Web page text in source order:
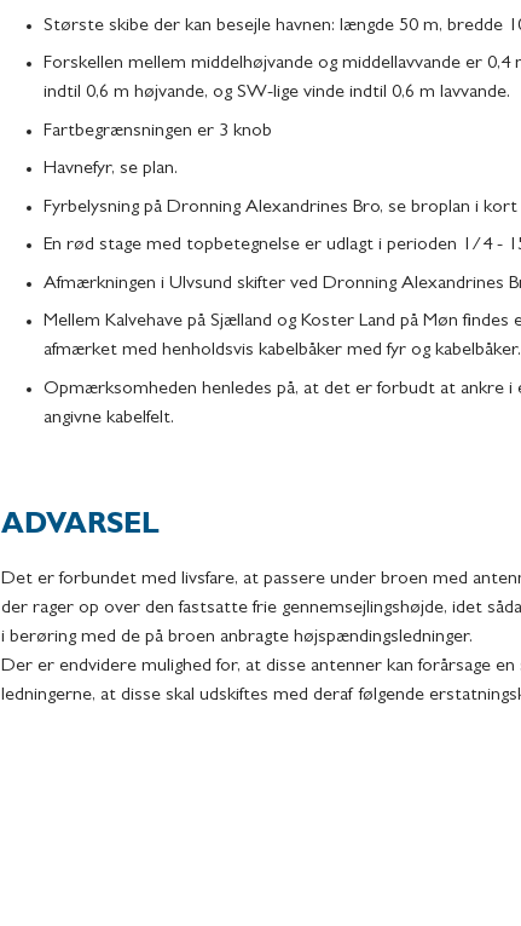
Største skibe der kan besejle havnen: længde 50 m, bredde
Forskellen mellem middelhøjvande og middellavvande er 0,4
indtil 0,6 m højvande, og SW-lige vinde indtil 0,6 m lavvande.
Fartbegrænsningen er 3 knob
Havnefyr, se plan.
Fyrbelysning på Dronning Alexandrines Bro, se broplan i kort
En rød stage med topbetegnelse er udlagt i perioden 1/4 -
Afmærkningen i Ulvsund skifter ved Dronning Alexandrines
Mellem Kalvehave på Sjælland og Koster Land på Møn findes
afmærket med henholdsvis kabelbåker med fyr og kabelbåker.
Opmærksomheden henledes på, at det er forbudt at ankre
angivne kabelfelt.
ADVARSEL
Det er forbundet med livsfare, at passere under broen med
der rager op over den fastsatte frie gennemsejlingshøjde, idet
i berøring med de på broen anbragte højspændingsledninger.
Der er endvidere mulighed for, at disse antenner kan forårsage en
ledningerne, at disse skal udskiftes med deraf følgende